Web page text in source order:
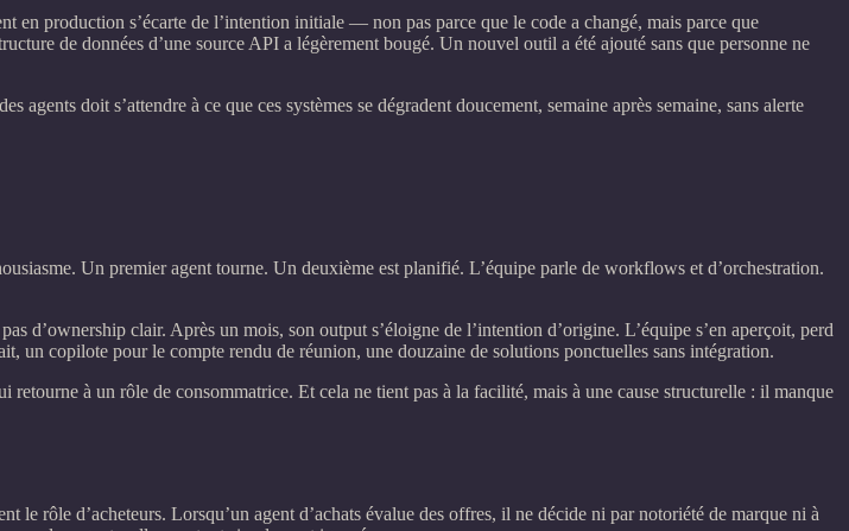
en production s’écarte de l’intention initiale — non pas parce que le code a changé, mais parce que
de données d’une source API a légèrement bougé. Un nouvel outil a été ajouté sans que personne ne
doit s’attendre à ce que ces systèmes se dégradent doucement, semaine après semaine, sans alerte
Un premier agent tourne. Un deuxième est planifié. L’équipe parle de workflows et d’orchestration.
d’ownership clair. Après un mois, son output s’éloigne de l’intention d’origine. L’équipe s’en aperçoit, perd
copilote pour le compte rendu de réunion, une douzaine de solutions ponctuelles sans intégration.
à un rôle de consommatrice. Et cela ne tient pas à la facilité, mais à une cause structurelle : il manque
le rôle d’acheteurs. Lorsqu’un agent d’achats évalue des offres, il ne décide ni par notoriété de marque ni à